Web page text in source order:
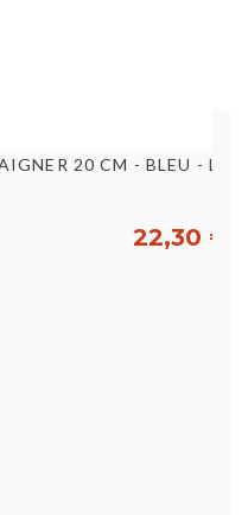
Aperçu rapide
20 CM - BLEU - LA
22,30 €